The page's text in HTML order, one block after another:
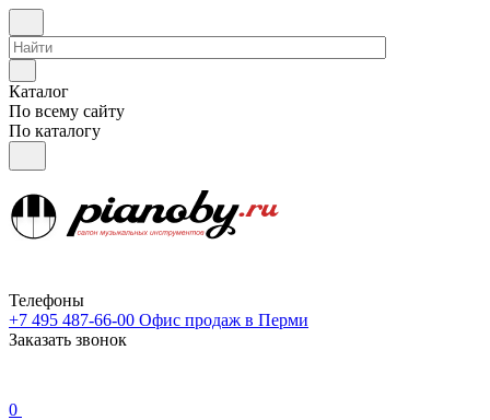
Каталог
По всему сайту
По каталогу
Телефоны
+7 495 487-66-00 Офис продаж в Перми
Заказать звонок
0